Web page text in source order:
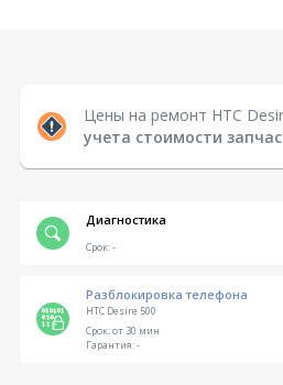
Цены на ремонт HTC
учета стоимости
Диагностика
Срок:-
Разблокировка телефона
HTC Desire 500
Срок:от 30 мин
Гарантия:-